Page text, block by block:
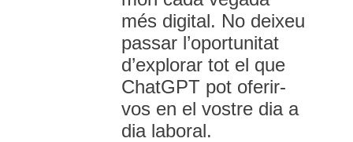
més digital. No deixeu
passar l’oportunitat
d’explorar tot el que
ChatGPT pot oferir-
vos en el vostre dia a
dia laboral.